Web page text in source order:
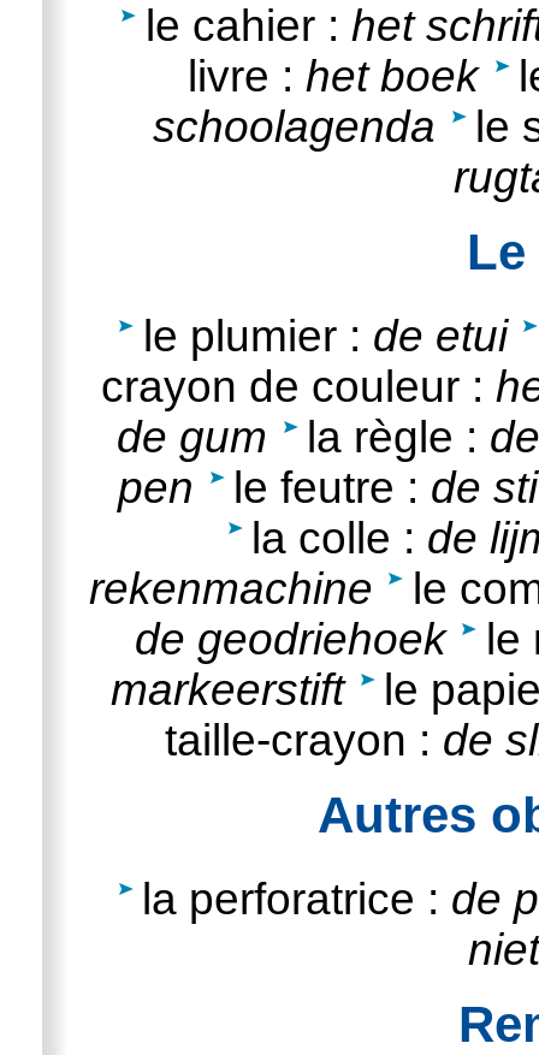
le cahier : het
livre :het boek
schoolagenda
le
le plumier : de etui
crayon de couleur :
de gum
la règle :
pen
le feutre : de
la colle : de
rekenmachine
le
de geodriehoek
le
markeerstift
le
taille-crayon : de
Autres
la perforatrice : de